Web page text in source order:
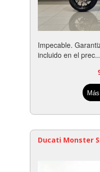
Impecable.
incluido en el prec...
Ducati Monster